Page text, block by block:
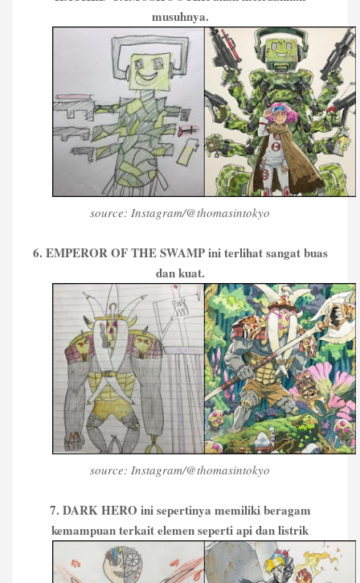
musuhnya.
source: Instagram/@thomasintokyo
6. EMPEROR OF THE SWAMP ini terlihat sangat buas
dan kuat.
source: Instagram/@thomasintokyo
7. DARK HERO ini sepertinya memiliki beragam
kemampuan terkait elemen seperti api dan listrik